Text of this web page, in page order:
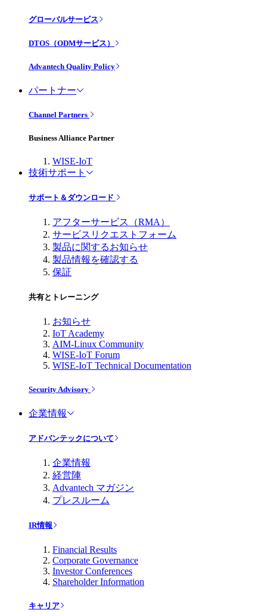
グローバルサービス
DTOS（ODMサービス）
Advantech Quality Policy
パートナー
Channel Partners
Business Alliance Partner
WISE-IoT
技術サポート
サポート＆ダウンロード
アフターサービス（RMA）
サービスリクエストフォーム
製品に関するお知らせ
製品情報を確認する
保証
共有とトレーニング
お知らせ
IoT Academy
AIM-Linux Community
WISE-IoT Forum
WISE-IoT Technical Documentation
Security Advisory
企業情報
アドバンテックについて
企業情報
経営陣
Advantech マガジン
プレスルーム
IR情報
Financial Results
Corporate Governance
Investor Conferences
Shareholder Information
キャリア